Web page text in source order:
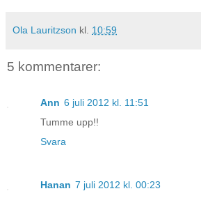
Ola Lauritzson kl. 10:59
5 kommentarer:
Ann 6 juli 2012 kl. 11:51
Tumme upp!!
Svara
Hanan 7 juli 2012 kl. 00:23